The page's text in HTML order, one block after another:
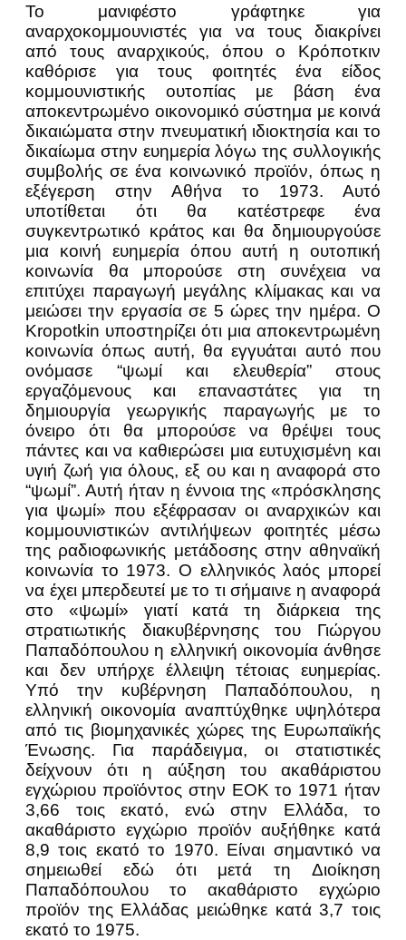
Το μανιφέστο γράφτηκε για
αναρχοκομμουνιστές για να τους διακρίνει
από τους αναρχικούς, όπου ο Κρόποτκιν
καθόρισε για τους φοιτητές ένα είδος
κομμουνιστικής ουτοπίας με βάση ένα
αποκεντρωμένο οικονομικό σύστημα με κοινά
δικαιώματα στην πνευματική ιδιοκτησία και το
δικαίωμα στην ευημερία λόγω της συλλογικής
συμβολής σε ένα κοινωνικό προϊόν, όπως η
εξέγερση στην Αθήνα το 1973. Αυτό
υποτίθεται ότι θα κατέστρεφε ένα
συγκεντρωτικό κράτος και θα δημιουργούσε
μια κοινή ευημερία όπου αυτή η ουτοπική
κοινωνία θα μπορούσε στη συνέχεια να
επιτύχει παραγωγή μεγάλης κλίμακας και να
μειώσει την εργασία σε 5 ώρες την ημέρα. Ο
Kropotkin υποστηρίζει ότι μια αποκεντρωμένη
κοινωνία όπως αυτή, θα εγγυάται αυτό που
ονόμασε “ψωμί και ελευθερία” στους
εργαζόμενους και επαναστάτες για τη
δημιουργία γεωργικής παραγωγής με το
όνειρο ότι θα μπορούσε να θρέψει τους
πάντες και να καθιερώσει μια ευτυχισμένη και
υγιή ζωή για όλους, εξ ου και η αναφορά στο
“ψωμί”. Αυτή ήταν η έννοια της «πρόσκλησης
για ψωμί» που εξέφρασαν οι αναρχικών και
κομμουνιστικών αντιλήψεων φοιτητές μέσω
της ραδιοφωνικής μετάδοσης στην αθηναϊκή
κοινωνία το 1973. Ο ελληνικός λαός μπορεί
να έχει μπερδευτεί με το τι σήμαινε η αναφορά
στο «ψωμί» γιατί κατά τη διάρκεια της
στρατιωτικής διακυβέρνησης του Γιώργου
Παπαδόπουλου η ελληνική οικονομία άνθησε
και δεν υπήρχε έλλειψη τέτοιας ευημερίας.
Υπό την κυβέρνηση Παπαδόπουλου, η
ελληνική οικονομία αναπτύχθηκε υψηλότερα
από τις βιομηχανικές χώρες της Ευρωπαϊκής
Ένωσης. Για παράδειγμα, οι στατιστικές
δείχνουν ότι η αύξηση του ακαθάριστου
εγχώριου προϊόντος στην ΕΟΚ το 1971 ήταν
3,66 τοις εκατό, ενώ στην Ελλάδα, το
ακαθάριστο εγχώριο προϊόν αυξήθηκε κατά
8,9 τοις εκατό το 1970. Είναι σημαντικό να
σημειωθεί εδώ ότι μετά τη Διοίκηση
Παπαδόπουλου το ακαθάριστο εγχώριο
προϊόν της Ελλάδας μειώθηκε κατά 3,7 τοις
εκατό το 1975.